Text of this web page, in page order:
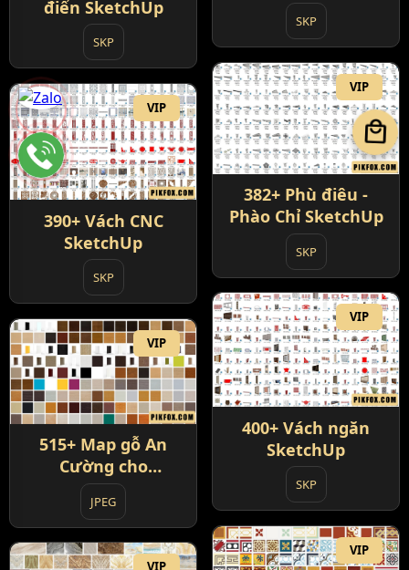
SketchUp
SKP
điển SketchUp
SKP
VIP
382+ Phù điêu -
Phào Chỉ SketchUp
SKP
VIP
390+ Vách CNC
SketchUp
SKP
VIP
400+ Vách ngăn
SketchUp
SKP
VIP
515+ Map gỗ An
Cường cho
SketchUp
JPEG
VIP
VIP
local_mall